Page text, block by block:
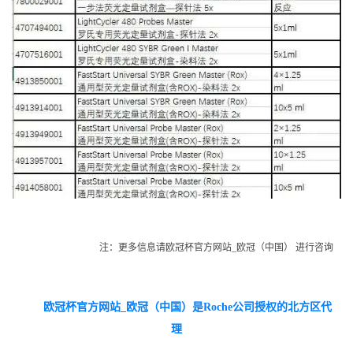
注：更多信息请欧冠杯官方网站_欧冠（中国） 进行咨询
欧冠杯官方网站_欧冠（中国）是Roche公司授权的北方区代
理